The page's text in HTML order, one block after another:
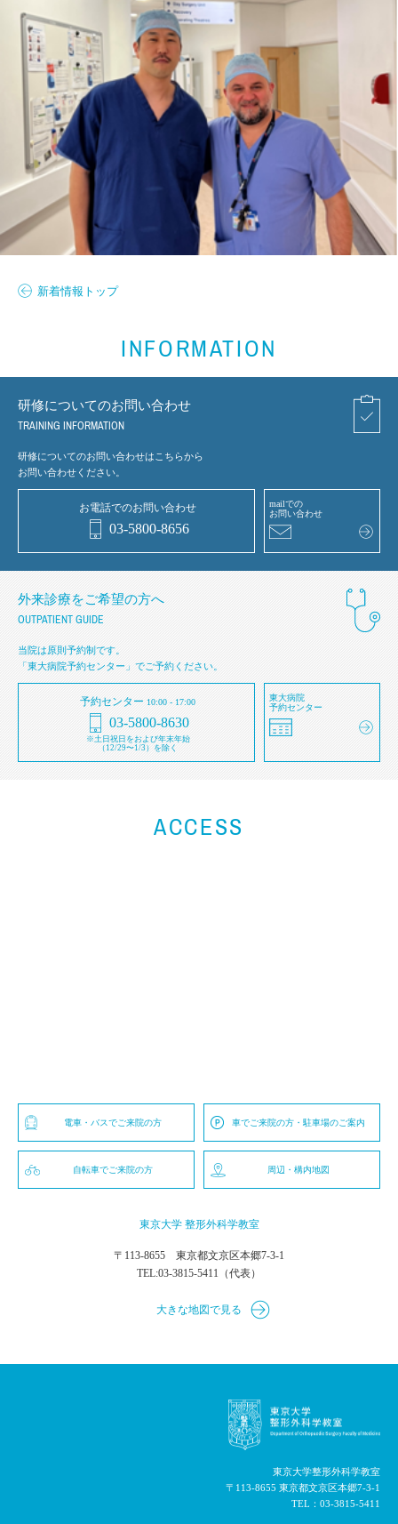
新着情報トップ
INFORMATION
研修についてのお問い合わせ
TRAINING INFORMATION
研修についてのお問い合わせはこちらから
お問い合わせください。
お電話でのお問い合わせ
03-5800-8656
mailでの
お問い合わせ
外来診療をご希望の方へ
OUTPATIENT GUIDE
当院は原則予約制です。
「東大病院予約センター」でご予約ください。
予約センター 10:00 - 17:00
03-5800-8630
※土日祝日をおよび年末年始
（12/29〜1/3）を除く
東大病院
予約センター
ACCESS
電車・バスでご来院の方 車でご来院の方・駐車場のご案内
自転車でご来院の方 周辺・構内地図
東京大学 整形外科学教室
〒113-8655 東京都文京区本郷7-3-1
TEL:03-3815-5411 （代表）
大きな地図で見る
東京大学整形外科学教室
〒113-8655 東京都文京区本郷7-3-1
TEL： 03-3815-5411